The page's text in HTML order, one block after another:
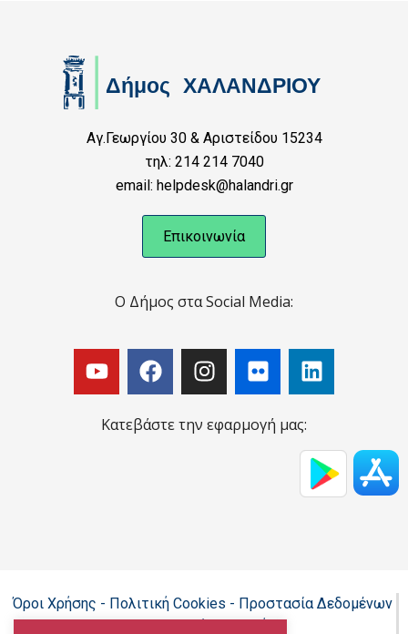
Αγ.Γεωργίου 30 & Αριστείδου 15234
τηλ: 214 214 7040
email: helpdesk@halandri.gr
Επικοινωνία
Ο Δήμος στα Social Media:
Κατεβάστε την εφαρμογή μας:
Όροι Χρήσης - Πολιτική Cookies - Προστασία Δεδομένων
Προσωπικού Χαρακτήρα